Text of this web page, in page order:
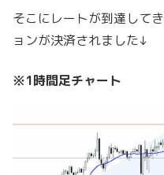
そこにレートが到達して
ョンが決済されました↓
※1時間足チャート